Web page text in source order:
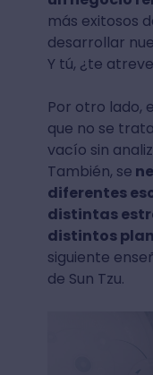
más exitosos
desarrollar
Y tú, ¿te
Por otro lado,
que no se
vacío sin
También, se
diferentes
distintas
distintos
siguiente
de Sun Tzu.